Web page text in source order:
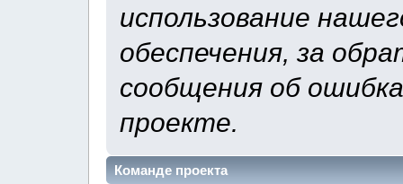
использование
обеспечения, за
сообщения об
проекте.
Команде проекта